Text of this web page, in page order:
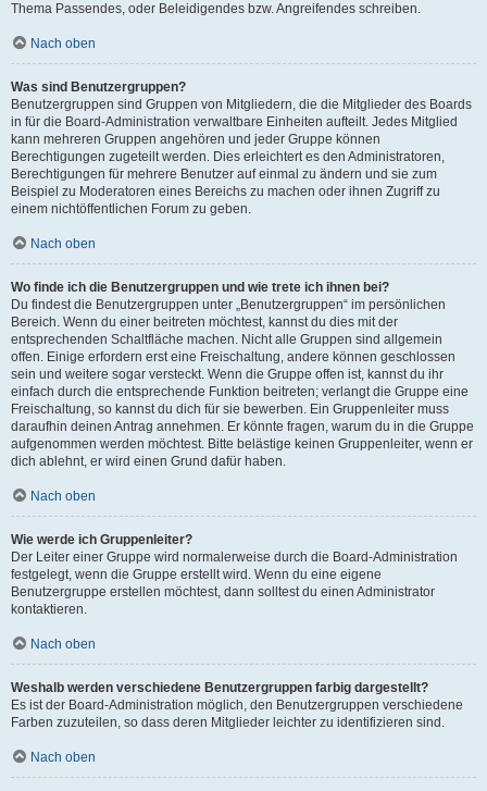
Thema Passendes, oder Beleidigendes bzw. Angreifendes schreiben.
Nach oben
Was sind Benutzergruppen?
Benutzergruppen sind Gruppen von Mitgliedern, die die Mitglieder des Boards
in für die Board-Administration verwaltbare Einheiten aufteilt. Jedes Mitglied
kann mehreren Gruppen angehören und jeder Gruppe können
Berechtigungen zugeteilt werden. Dies erleichtert es den Administratoren,
Berechtigungen für mehrere Benutzer auf einmal zu ändern und sie zum
Beispiel zu Moderatoren eines Bereichs zu machen oder ihnen Zugriff zu
einem nichtöffentlichen Forum zu geben.
Nach oben
Wo finde ich die Benutzergruppen und wie trete ich ihnen bei?
Du findest die Benutzergruppen unter „Benutzergruppen“ im persönlichen
Bereich. Wenn du einer beitreten möchtest, kannst du dies mit der
entsprechenden Schaltfläche machen. Nicht alle Gruppen sind allgemein
offen. Einige erfordern erst eine Freischaltung, andere können geschlossen
sein und weitere sogar versteckt. Wenn die Gruppe offen ist, kannst du ihr
einfach durch die entsprechende Funktion beitreten; verlangt die Gruppe eine
Freischaltung, so kannst du dich für sie bewerben. Ein Gruppenleiter muss
daraufhin deinen Antrag annehmen. Er könnte fragen, warum du in die Gruppe
aufgenommen werden möchtest. Bitte belästige keinen Gruppenleiter, wenn er
dich ablehnt, er wird einen Grund dafür haben.
Nach oben
Wie werde ich Gruppenleiter?
Der Leiter einer Gruppe wird normalerweise durch die Board-Administration
festgelegt, wenn die Gruppe erstellt wird. Wenn du eine eigene
Benutzergruppe erstellen möchtest, dann solltest du einen Administrator
kontaktieren.
Nach oben
Weshalb werden verschiedene Benutzergruppen farbig dargestellt?
Es ist der Board-Administration möglich, den Benutzergruppen verschiedene
Farben zuzuteilen, so dass deren Mitglieder leichter zu identifizieren sind.
Nach oben